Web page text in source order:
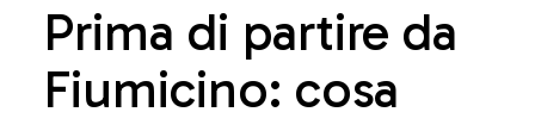
Prima di partire da
Fiumicino: cosa